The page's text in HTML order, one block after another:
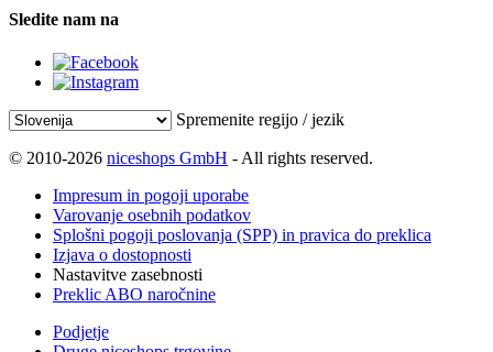
Sledite nam na
Spremenite regijo / jezik
© 2010-2026 niceshops GmbH - All rights reserved.
Impresum in pogoji uporabe
Varovanje osebnih podatkov
Splošni pogoji poslovanja (SPP) in pravica do preklica
Izjava o dostopnosti
Nastavitve zasebnosti
Preklic ABO naročnine
Podjetje